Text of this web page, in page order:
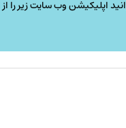
اپلیکیشن وب سایت زیر را از